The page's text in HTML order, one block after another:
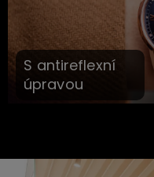
S antireflexní
úpravou